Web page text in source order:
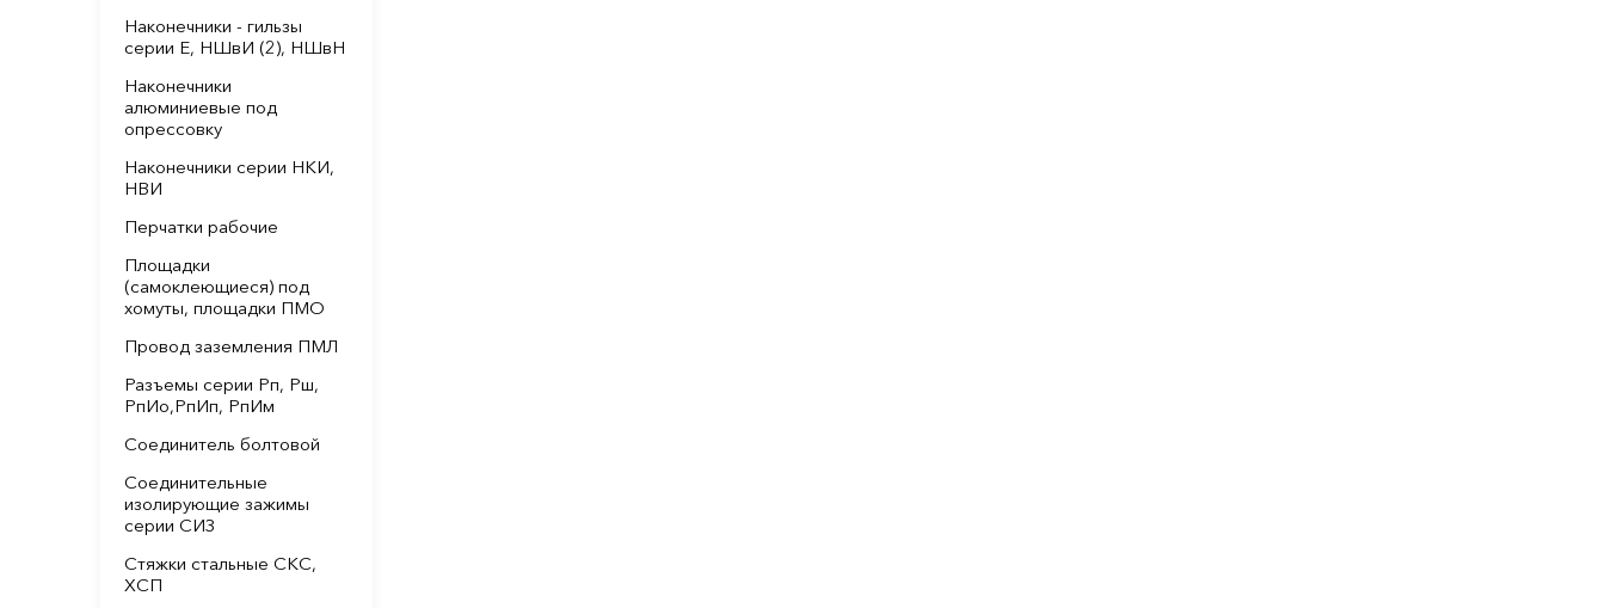
Наконечники - гильзы
серии Е, НШвИ (2), НШвН
Наконечники
алюминиевые под
опрессовку
Наконечники серии НКИ,
НВИ
Перчатки рабочие
Площадки
(самоклеющиеся) под
хомуты, площадки ПМО
Провод заземления ПМЛ
Разъемы серии Рп, Рш,
РпИо,РпИп, РпИм
Соединитель болтовой
Соединительные
изолирующие зажимы
серии СИЗ
Стяжки стальные СКС,
ХСП